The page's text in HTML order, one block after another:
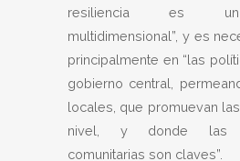
resiliencia es un
multidimensional”, y es
principalmente en “las
gobierno central,
locales, que promuevan
nivel, y donde las
comunitarias son claves”.